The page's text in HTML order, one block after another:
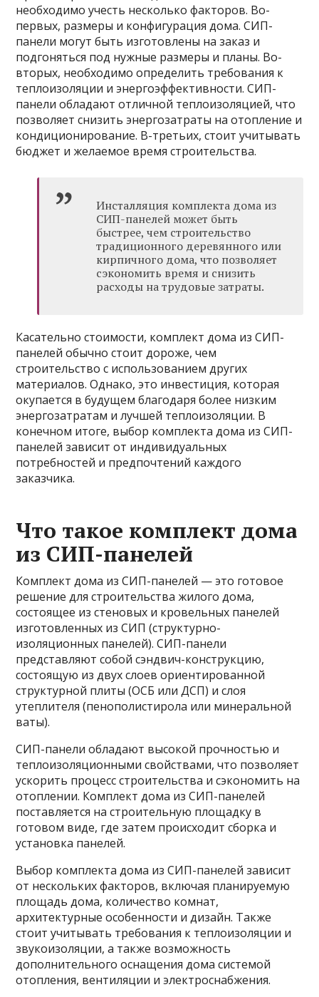
необходимо учесть несколько факторов. Во-
первых, размеры и конфигурация дома. СИП-
панели могут быть изготовлены на заказ и
подгоняться под нужные размеры и планы. Во-
вторых, необходимо определить требования к
теплоизоляции и энергоэффективности. СИП-
панели обладают отличной теплоизоляцией, что
позволяет снизить энергозатраты на отопление и
кондиционирование. В-третьих, стоит учитывать
бюджет и желаемое время строительства.
Инсталляция комплекта дома из
СИП-панелей может быть
быстрее, чем строительство
традиционного деревянного или
кирпичного дома, что позволяет
сэкономить время и снизить
расходы на трудовые затраты.
Касательно стоимости, комплект дома из СИП-
панелей обычно стоит дороже, чем
строительство с использованием других
материалов. Однако, это инвестиция, которая
окупается в будущем благодаря более низким
энергозатратам и лучшей теплоизоляции. В
конечном итоге, выбор комплекта дома из СИП-
панелей зависит от индивидуальных
потребностей и предпочтений каждого
заказчика.
Что такое комплект дома
из СИП-панелей
Комплект дома из СИП-панелей — это готовое
решение для строительства жилого дома,
состоящее из стеновых и кровельных панелей
изготовленных из СИП (структурно-
изоляционных панелей). СИП-панели
представляют собой сэндвич-конструкцию,
состоящую из двух слоев ориентированной
структурной плиты (ОСБ или ДСП) и слоя
утеплителя (пенополистирола или минеральной
ваты).
СИП-панели обладают высокой прочностью и
теплоизоляционными свойствами, что позволяет
ускорить процесс строительства и сэкономить на
отоплении. Комплект дома из СИП-панелей
поставляется на строительную площадку в
готовом виде, где затем происходит сборка и
установка панелей.
Выбор комплекта дома из СИП-панелей зависит
от нескольких факторов, включая планируемую
площадь дома, количество комнат,
архитектурные особенности и дизайн. Также
стоит учитывать требования к теплоизоляции и
звукоизоляции, а также возможность
дополнительного оснащения дома системой
отопления, вентиляции и электроснабжения.